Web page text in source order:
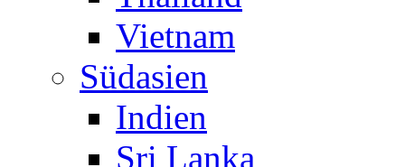
Vietnam
Südasien
Indien
Sri Lanka